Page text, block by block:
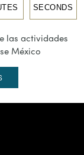
SECONDS
las actividades
México